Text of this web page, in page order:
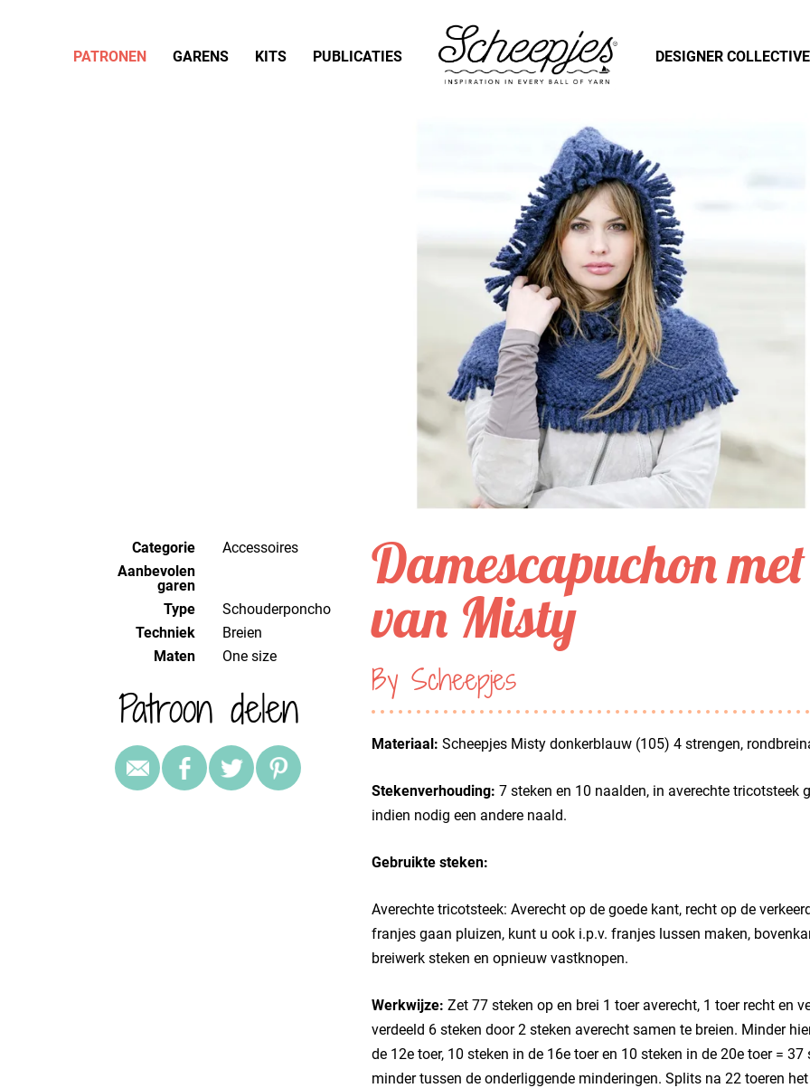
Categorie
Accessoires
Aanbevolen
garen
Type
Schouderponcho
Techniek
breien
Maten
One size
Patroon delen
Damescapuchon
van Misty
By Scheepjes
Materiaal: Scheepjes Misty donkerblauw (105) 4 strengen,
Stekenverhouding: 7 steken en 10 naalden, in averechte tricotsteek
indien nodig een andere naald.
Gebruikte steken:
Averechte tricotsteek: Averecht op de goede kant, recht op de
franjes gaan pluizen, kunt u ook i.p.v. franjes lussen maken,
breiwerk steken en opnieuw vastknopen.
Werkwijze: Zet 77 steken op en brei 1 toer averecht, 1 toer recht en
verdeeld 6 steken door 2 steken averecht samen te breien. Minder
de 12e toer, 10 steken in de 16e toer en 10 steken in de 20e toer =
minder tussen de onderliggende minderingen. Splits na 22 toeren
PATRONEN GARENS KITS PUBLICATIES DESIGNER COLLECTIVE